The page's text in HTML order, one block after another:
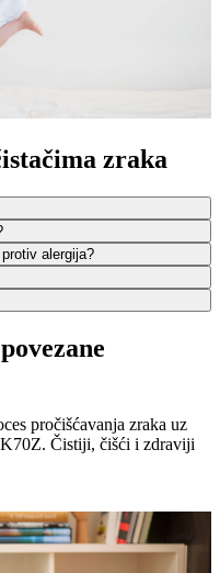
zraka
alergija?
pročišćavanja zraka uz
Čistiji, čišći i zdraviji